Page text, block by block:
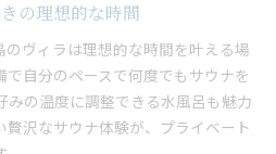
の理想的な時間
ヴィラは理想的な時間を叶える場
自分のペースで何度でもサウナを
みの温度に調整できる水風呂も魅力
沢なサウナ体験が、プライベート